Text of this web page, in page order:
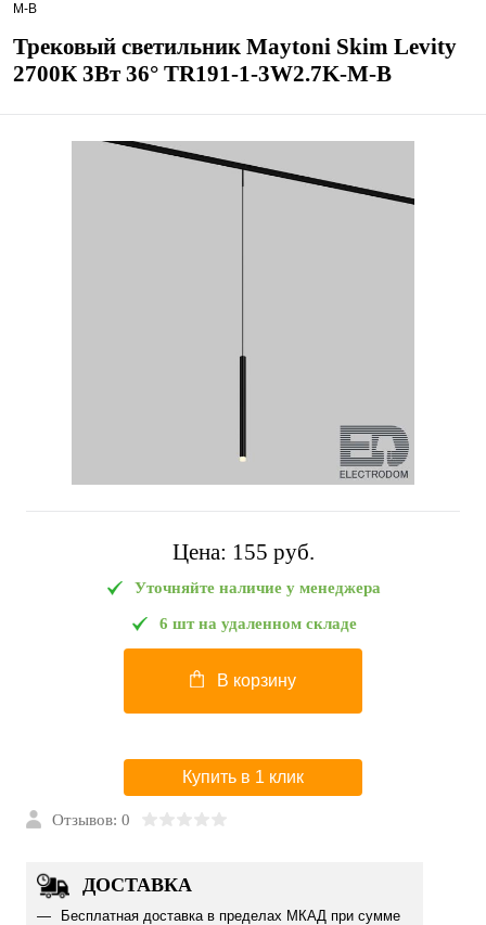
M-B
Трековый светильник Maytoni Skim Levity
2700К 3Вт 36° TR191-1-3W2.7K-M-B
Цена: 155 pуб.
Уточняйте наличие у менеджера
6 шт на удаленном складе
В корзину
Купить в 1 клик
Отзывов: 0
ДОСТАВКА
Бесплатная доставка в пределах МКАД при сумме